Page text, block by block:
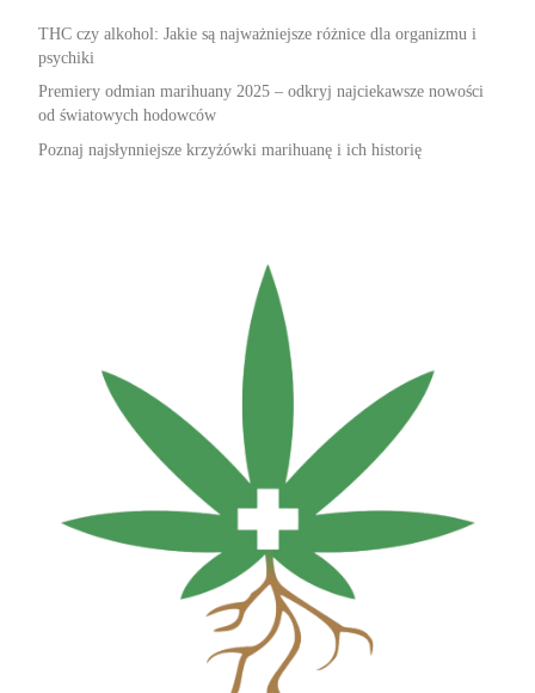
THC czy alkohol: Jakie są najważniejsze różnice dla organizmu i
psychiki
Premiery odmian marihuany 2025 – odkryj najciekawsze nowości
od światowych hodowców
Poznaj najsłynniejsze krzyżówki marihuanę i ich historię